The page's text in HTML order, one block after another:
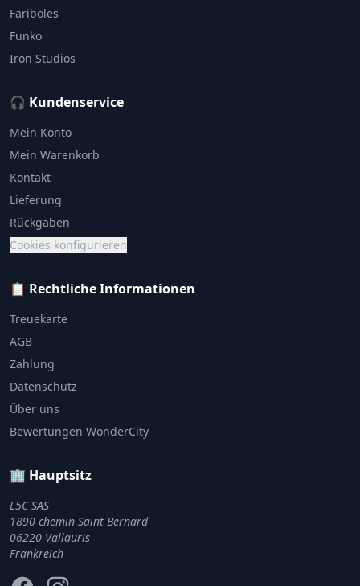
Fariboles
Funko
Iron Studios
🎧 Kundenservice
Mein Konto
Mein Warenkorb
Kontakt
Lieferung
Rückgaben
Cookies konfigurieren
📋 Rechtliche Informationen
Treuekarte
AGB
Zahlung
Datenschutz
Über uns
Bewertungen WonderCity
🏢 Hauptsitz
L5C SAS
1890 chemin Saint Bernard
06220 Vallauris
Frankreich